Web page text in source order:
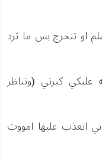
او تنحرج بس ما ترد
عليكي كبرتي (وتناظر
اتعذب عليها امووت